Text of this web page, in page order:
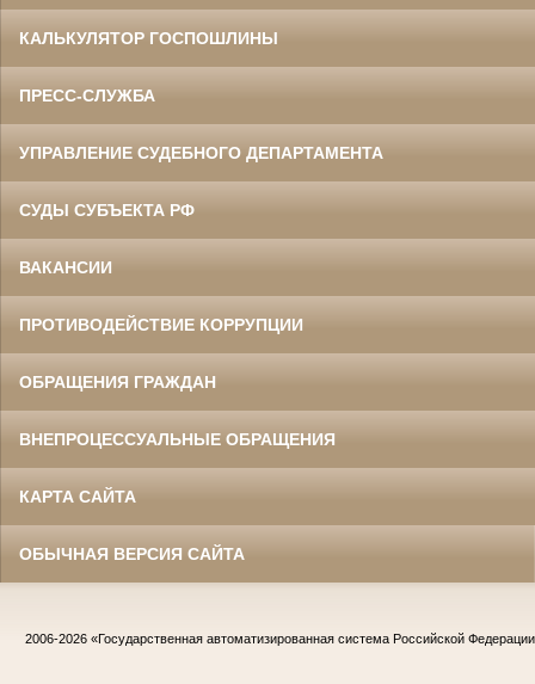
КАЛЬКУЛЯТОР ГОСПОШЛИНЫ
ПРЕСС-СЛУЖБА
УПРАВЛЕНИЕ СУДЕБНОГО ДЕПАРТАМЕНТА
СУДЫ СУБЪЕКТА РФ
ВАКАНСИИ
ПРОТИВОДЕЙСТВИЕ КОРРУПЦИИ
ОБРАЩЕНИЯ ГРАЖДАН
ВНЕПРОЦЕССУАЛЬНЫЕ ОБРАЩЕНИЯ
КАРТА САЙТА
ОБЫЧНАЯ ВЕРСИЯ САЙТА
2006-2026 «Государственная автоматизированная система Российской